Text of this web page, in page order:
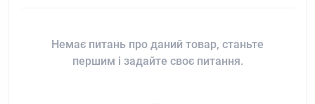
Немає питань про даний товар, станьте
першим і задайте своє питання.